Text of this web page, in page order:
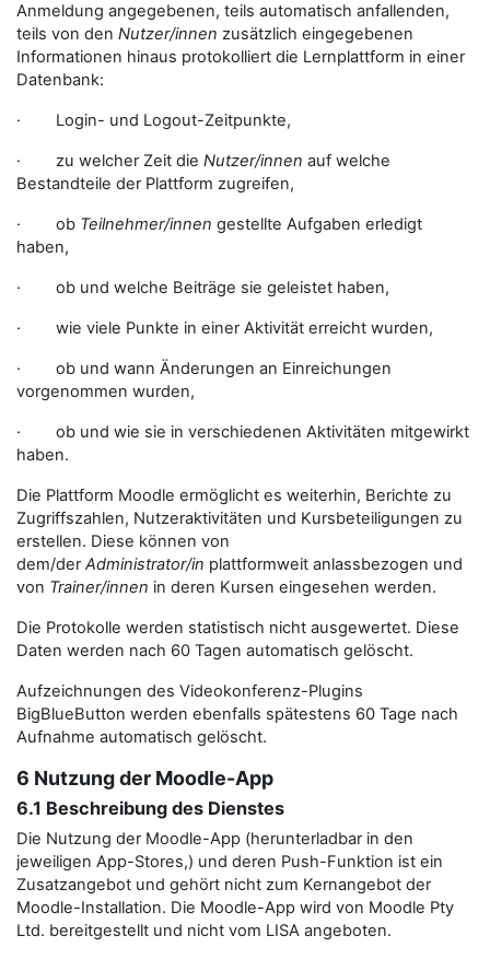
Anmeldung angegebenen, teils automatisch anfallenden,
teils von den Nutzer/innen zusätzlich eingegebenen
Informationen hinaus protokolliert die Lernplattform in einer
Datenbank:
· Login- und Logout-Zeitpunkte,
· zu welcher Zeit die Nutzer/innen auf welche
Bestandteile der Plattform zugreifen,
· ob Teilnehmer/innen gestellte Aufgaben erledigt
haben,
· ob und welche Beiträge sie geleistet haben,
· wie viele Punkte in einer Aktivität erreicht wurden,
· ob und wann Änderungen an Einreichungen
vorgenommen wurden,
· ob und wie sie in verschiedenen Aktivitäten mitgewirkt
haben.
Die Plattform Moodle ermöglicht es weiterhin, Berichte zu
Zugriffszahlen, Nutzeraktivitäten und Kursbeteiligungen zu
erstellen. Diese können von
dem/derAdministrator/in plattformweit anlassbezogen und
von Trainer/innen in deren Kursen eingesehen werden.
Die Protokolle werden statistisch nicht ausgewertet. Diese
Daten werden nach 60 Tagen automatisch gelöscht.
Aufzeichnungen des Videokonferenz-Plugins
BigBlueButton werden ebenfalls spätestens 60 Tage nach
Aufnahme automatisch gelöscht.
6 Nutzung der Moodle-App
6.1 Beschreibung des Dienstes
Die Nutzung der Moodle-App (herunterladbar in den
jeweiligen App-Stores,) und deren Push-Funktion ist ein
Zusatzangebot und gehört nicht zum Kernangebot der
Moodle-Installation. Die Moodle-App wird von Moodle Pty
Ltd. bereitgestellt und nicht vom LISA angeboten.